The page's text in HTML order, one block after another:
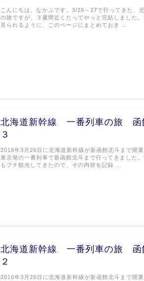
こんにちは、なかぶです。3/26～27で行ってきた、
の旅ですが、３週間近くたってやっと完結しました
見られるように、このページにまとめておき …
北海道新幹線 一番列車の旅 函
３
2016年3月26日に北海道新幹線が新函館北斗まで開業
東京発の一番列車で新函館北斗まで行ってきました
もプチ観光してきたので、その内容を記録 …
北海道新幹線 一番列車の旅 函
２
2016年3月26日に北海道新幹線が新函館北斗まで開業